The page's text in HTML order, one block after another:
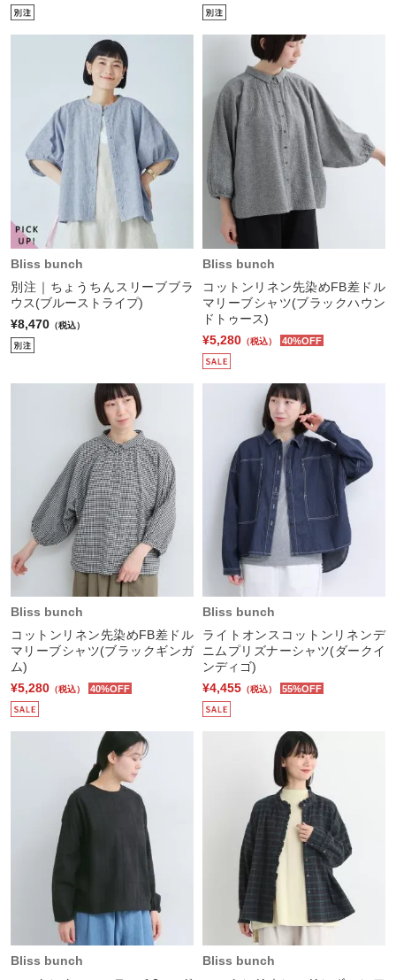
Bliss bunch
別注｜ちょうちんスリーブブラ
ウス(ブルーストライプ)
¥8,470 （税込）
Bliss bunch
コットンリネン先染めFB差ドル
マリーブシャツ(ブラックハウン
ドトゥース)
¥5,280 （税込） 40%OFF
Bliss bunch
コットンリネン先染めFB差ドル
マリーブシャツ(ブラックギンガ
ム)
¥5,280 （税込） 40%OFF
Bliss bunch
ライトオンスコットンリネンデ
ニムプリズナーシャツ(ダークイ
ンディゴ)
¥4,455 （税込） 55%OFF
Bliss bunch
Bliss bunch